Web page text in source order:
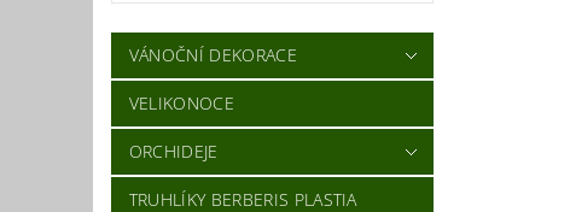
VÁNOČNÍ DEKORACE
VELIKONOCE
ORCHIDEJE
TRUHLÍKY BERBERIS PLASTIA